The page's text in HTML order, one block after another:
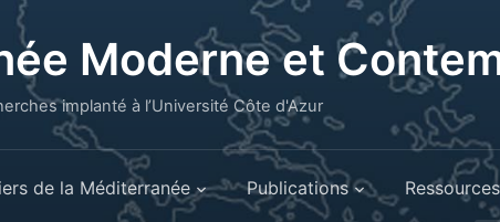
Moderne et
implanté à l’Université Côte d'Azur
de la Méditerranée Publications Ressources